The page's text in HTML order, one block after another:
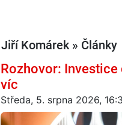
Jiří Komárek » Články
Rozhovor:
víc
Středa, 5. srpna 2026,